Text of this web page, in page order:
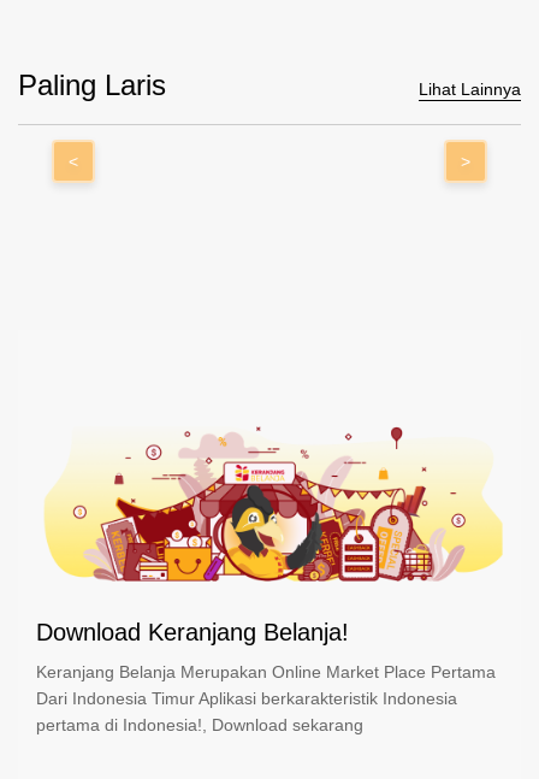
Paling Laris Lihat Lainnya
< >
Download Keranjang Belanja!
Keranjang Belanja Merupakan Online Market Place Pertama
Dari Indonesia Timur Aplikasi berkarakteristik Indonesia
pertama di Indonesia!, Download sekarang